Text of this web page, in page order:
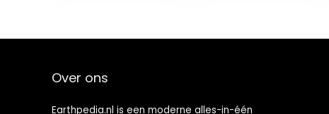
Over ons
Earthpedia.nl is een moderne alles-in-één